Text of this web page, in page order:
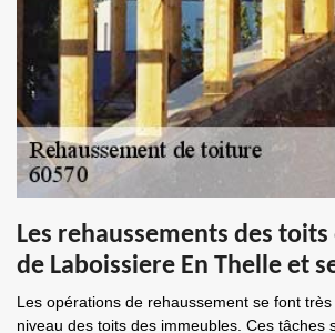
Les rehaussements des
de Laboissiere En Thelle et
Les opérations de rehaussement se font
niveau des toits des immeubles. Ces tâches